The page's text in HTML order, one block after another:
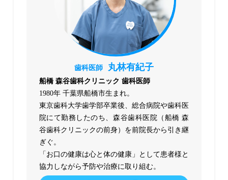
歯科医師 丸林有紀子
船橋 森谷歯科クリニック 歯科医師
1980年 千葉県船橋市生まれ。
東京歯科大学歯学部卒業後、総合病院や歯科医
院にて勤務したのち、森谷歯科医院（船橋 森
谷歯科クリニックの前身）を前院長から引き継
ぎぐ。
「お口の健康は心と体の健康」として患者様と
協力しながら予防や治療に取り組む。